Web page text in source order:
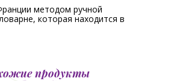
методом ручной
которая находится в
продукты